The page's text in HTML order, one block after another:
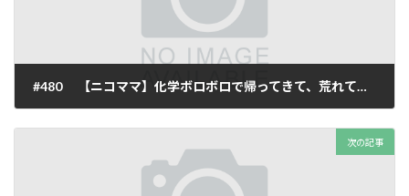
#480 【ニコママ】化学ボロボロで帰ってきて、荒れていました
次の記事